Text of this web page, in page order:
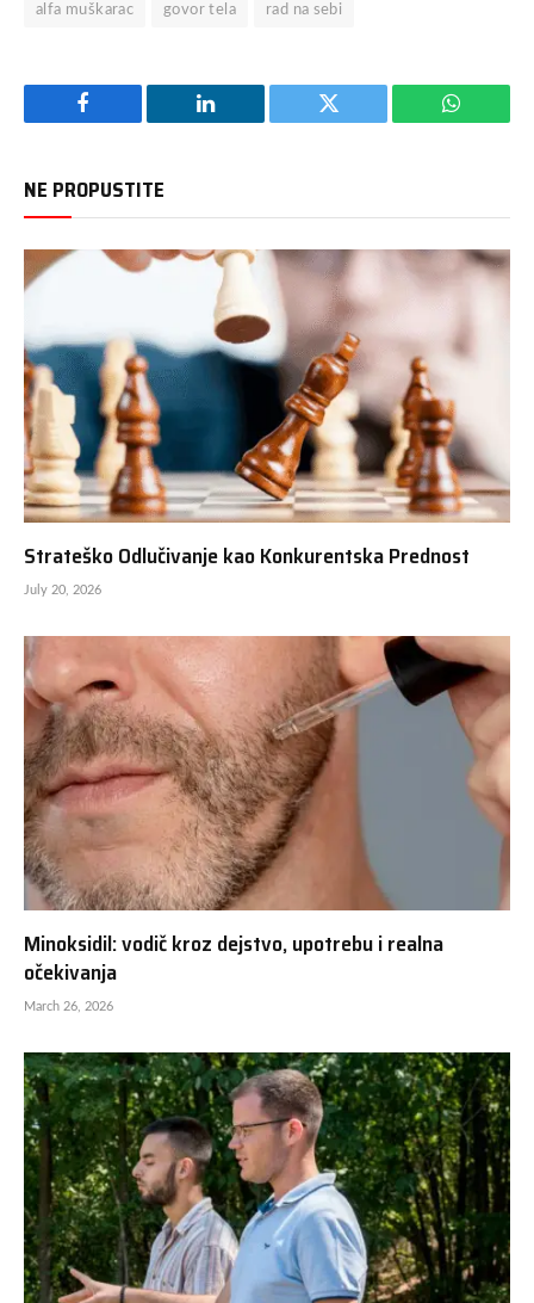
alfa muškarac govor tela rad na sebi
Facebook LinkedIn Twitter
NE PROPUSTITE
Strateško Odlučivanje kao Konkurentska Prednost
July 20, 2026
Minoksidil: vodič kroz dejstvo, upotrebu i realna
očekivanja
March 26, 2026